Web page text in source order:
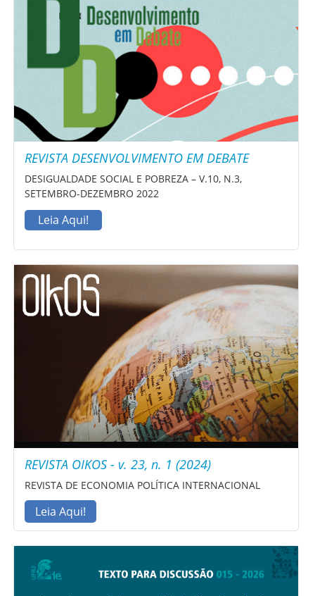
REVISTA DESENVOLVIMENTO EM DEBATE
DESIGUALDADE SOCIAL E POBREZA – V.10, N.3,
SETEMBRO-DEZEMBRO 2022
Leia Aqui!
REVISTA OIKOS - v. 23, n. 1 (2024)
REVISTA DE ECONOMIA POLÍTICA INTERNACIONAL
Leia Aqui!